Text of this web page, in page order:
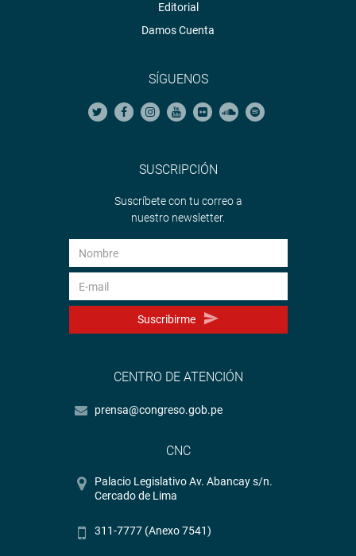
Editorial
Damos Cuenta
SÍGUENOS
SUSCRIPCIÓN
Suscríbete con tu correo a
nuestro newsletter.
Suscribirme
CENTRO DE ATENCIÓN
prensa@congreso.gob.pe
CNC
Palacio Legislativo Av. Abancay s/n.
Cercado de Lima
311-7777 (Anexo 7541)